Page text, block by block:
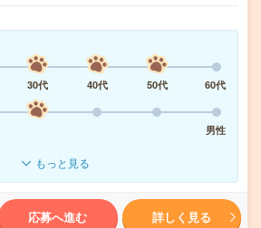
30代 40代 50代
60代
男性
もっと見る
応募へ進む 詳しく見る